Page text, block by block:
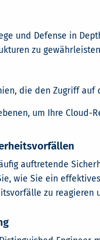
und Defense in
zu
die den Zugriff auf
um Ihre Cloud-
auftretende
wie Sie ein
zu reagieren